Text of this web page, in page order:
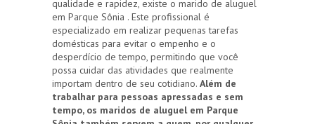
qualidade e rapidez, existe o marido de aluguel
em Parque Sônia . Este profissional é
especializado em realizar pequenas tarefas
domésticas para evitar o empenho e o
desperdício de tempo, permitindo que você
possa cuidar das atividades que realmente
importam dentro de seu cotidiano. Além de
trabalhar para pessoas apressadas e sem
tempo, os maridos de aluguel em Parque